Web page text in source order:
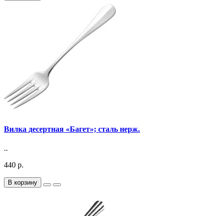
Вилка десертная «Багет»; сталь нерж.
..
440 р.
В корзину